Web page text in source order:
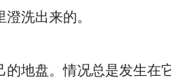
洗出来的。
地盘。情况总是发生在